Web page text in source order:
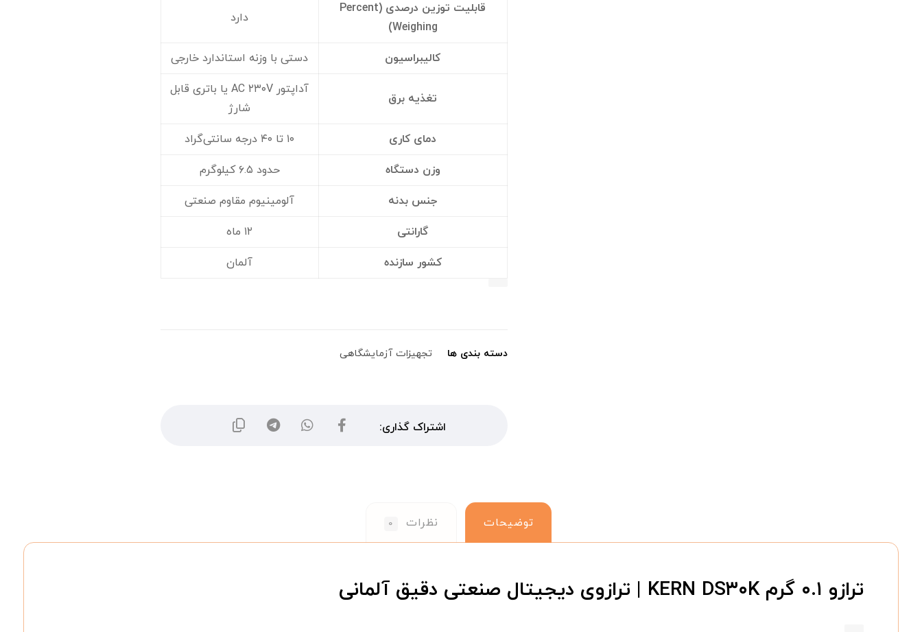
قابلیت توزین درصدی (Percent
Weighing)
دارد
کالیبراسیون دستی با وزنه استاندارد خارجی
تغذیه برق
آداپتور AC ۲۳۰V یا باتری قابل
شارژ
دمای کاری ۱۰ تا ۴۰ درجه سانتی‌گراد
وزن دستگاه حدود ۶.۵ کیلوگرم
جنس بدنه آلومینیوم مقاوم صنعتی
گارانتی ۱۲ ماه
کشور سازنده آلمان
دسته بندی ها تجهیزات آزمایشگاهی
توضیحات نظرات ۰
ترازو ۰.۱ گرم KERN DS۳۰K | ترازوی دیجیتال صنعتی دقیق آلمانی